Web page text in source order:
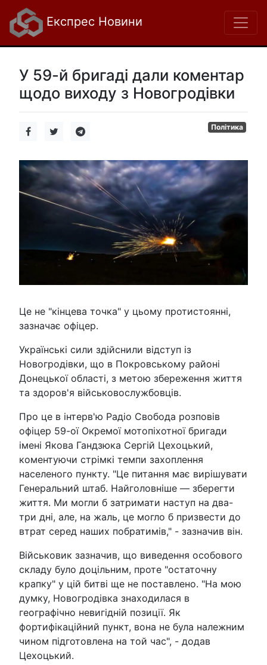
Експрес Новини
У 59-й бригаді дали коментар
щодо виходу з Новогродівки
Політика
Це не "кінцева точка" у цьому протистоянні,
зазначає офіцер.
Українські сили здійснили відступ із
Новогродівки, що в Покровському районі
Донецької області, з метою збереження життя
та здоров'я військовослужбовців.
Про це в інтерв'ю Радіо Свобода розповів
офіцер 59-ої Окремої мотопіхотної бригади
імені Якова Гандзюка Сергій Цехоцький,
коментуючи стрімкі темпи захоплення
населеного пункту. "Це питання має вирішувати
Генеральний штаб. Найголовніше — зберегти
життя. Ми могли б затримати наступ на два-
три дні, але, на жаль, це могло б призвести до
втрат серед наших побратимів," - зазначив він.
Військовик зазначив, що виведення особового
складу було доцільним, проте "остаточну
крапку" у цій битві ще не поставлено. "На мою
думку, Новогродівка знаходилася в
географічно невигідній позиції. Як
фортифікаційний пункт, вона не була належним
чином підготовлена на той час", - додав
Цехоцький.